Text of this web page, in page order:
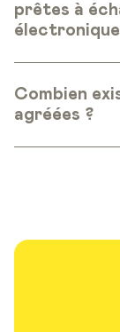
prêtes à
Combien
agréées ?